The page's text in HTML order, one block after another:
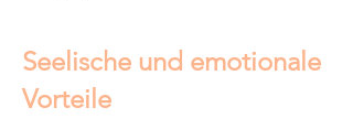
Seelische und emotionale
Vorteile